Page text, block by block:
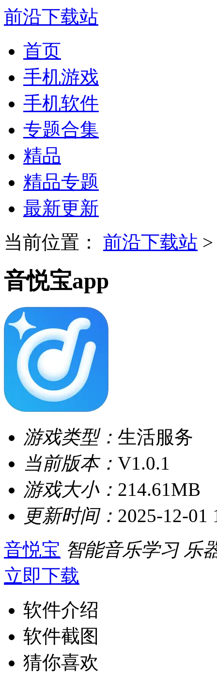
前沿下载站
首页
手机游戏
手机软件
专题合集
精品
精品专题
最新更新
当前位置：
前沿下载站
音悦宝app
游戏类型： 生活服务
当前版本： V1.0.1
游戏大小： 214.61MB
更新时间： 2025-12-01
音悦宝 智能音乐学习 乐
立即下载
软件介绍
软件截图
猜你喜欢